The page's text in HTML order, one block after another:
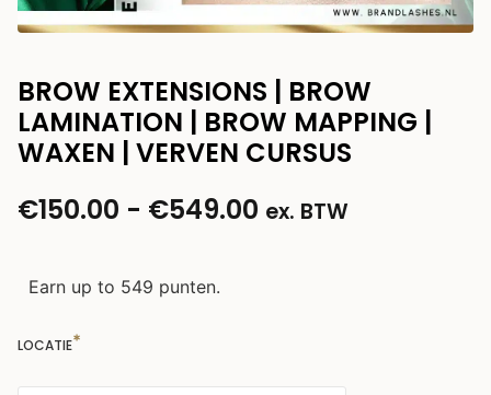
BROW EXTENSIONS | BROW
LAMINATION | BROW MAPPING |
WAXEN | VERVEN CURSUS
€150.00 - €549.00 ex. BTW
Earn up to 549 punten.
LOCATIE